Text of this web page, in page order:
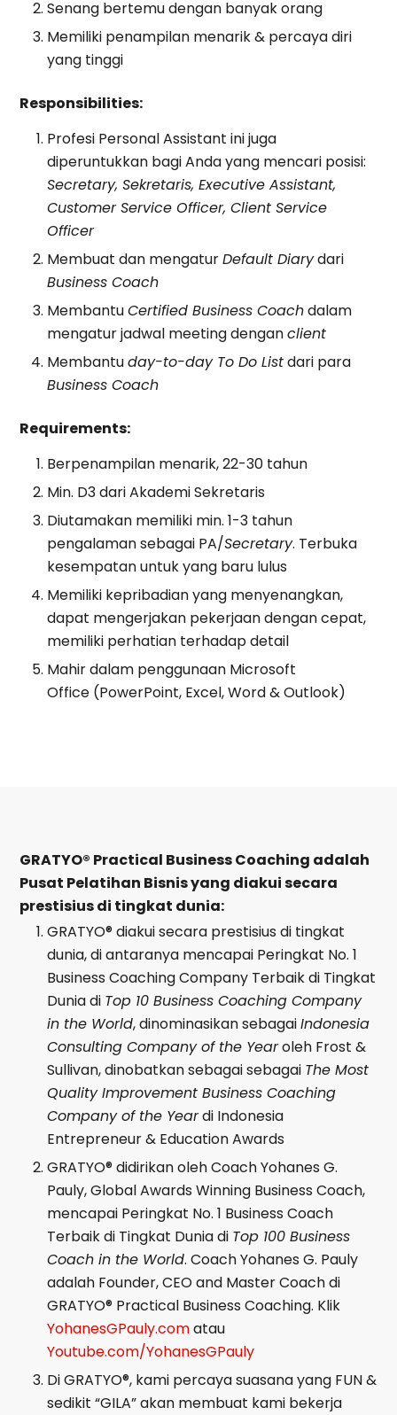
Senang bertemu dengan banyak orang
Memiliki penampilan menarik & percaya diri
yang tinggi
Responsibilities:
Profesi Personal Assistant ini juga
diperuntukkan bagi Anda yang mencari posisi:
Secretary, Sekretaris, Executive Assistant,
Customer Service Officer, Client Service
Officer
Membuat dan mengaturDefault Diarydari
Business Coach
MembantuCertified Business Coachdalam
mengatur jadwal meeting denganclient
Membantuday-to-day To Do Listdari para
Business Coach
Requirements:
Berpenampilan menarik, 22-30 tahun
Min. D3 dari Akademi Sekretaris
Diutamakan memiliki min. 1-3 tahun
pengalaman sebagai PA/Secretary. Terbuka
kesempatan untuk yang baru lulus
Memiliki kepribadian yang menyenangkan,
dapat mengerjakan pekerjaan dengan cepat,
memiliki perhatian terhadap detail
Mahir dalam penggunaan Microsoft
Office (PowerPoint, Excel, Word & Outlook)
GRATYO® Practical Business Coaching adalah
Pusat Pelatihan Bisnis yang diakui secara
prestisius di tingkat dunia:
GRATYO® diakui secara prestisius di tingkat
dunia, di antaranya mencapai Peringkat No. 1
Business Coaching Company Terbaik di Tingkat
Dunia di Top 10 Business Coaching Company
in the World, dinominasikan sebagaiIndonesia
Consulting Company of the Yearoleh Frost &
Sullivan, dinobatkan sebagai sebagai The Most
Quality Improvement Business Coaching
Company of the Yeardi Indonesia
Entrepreneur & Education Awards
GRATYO® didirikan oleh Coach Yohanes G.
Pauly, Global Awards Winning Business Coach,
mencapai Peringkat No. 1 Business Coach
Terbaik di Tingkat Dunia di Top 100 Business
Coach in the World. Coach Yohanes G. Pauly
adalah Founder, CEO and Master Coach di
GRATYO® Practical Business Coaching. Klik
YohanesGPauly.comatau
Youtube.com/YohanesGPauly
Di GRATYO®, kami percaya suasana yang FUN &
sedikit “GILA” akan membuat kami bekerja